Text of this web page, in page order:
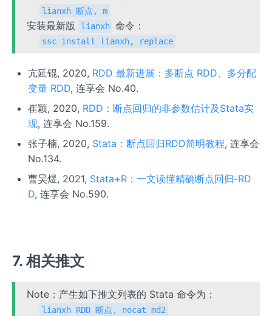
lianxh 断点, m
安装最新版 lianxh 命令：
ssc install lianxh, replace
亢延锟, 2020, RDD 最新进展：多断点 RDD、多分配
变量 RDD, 连享会 No.40.
崔颖, 2020, RDD：断点回归的非参数估计及Stata实
现, 连享会 No.159.
张子楠, 2020, Stata：断点回归RDD简明教程, 连享会
No.134.
曹昊煜, 2021, Stata+R：一文读懂精确断点回归-RD
D, 连享会 No.590.
7. 相关推文
Note：产生如下推文列表的 Stata 命令为：
lianxh RDD 断点, nocat md2